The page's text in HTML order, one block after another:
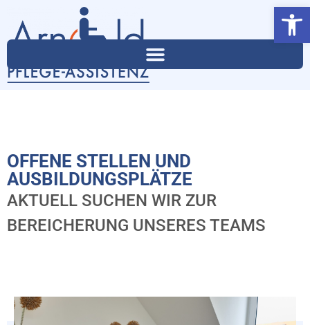
OFFENE STELLEN UND
AUSBILDUNGSPLÄTZE
AKTUELL SUCHEN WIR ZUR
BEREICHERUNG UNSERES TEAMS